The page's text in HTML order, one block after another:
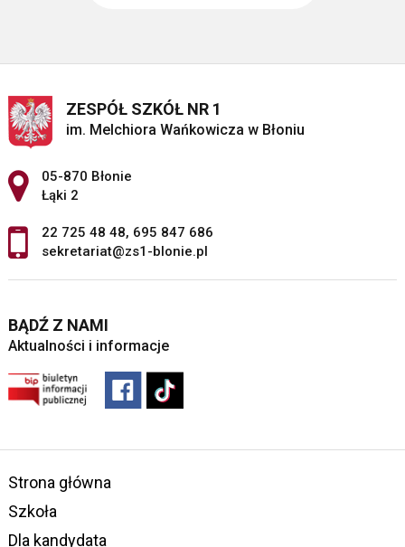
ZESPÓŁ SZKÓŁ NR 1
im. Melchiora Wańkowicza w Błoniu
Adres pocztowy:
05-870 Błonie
Łąki 2
22 725 48 48, 695 847 686
sekretariat@zs1-blonie.pl
BĄDŹ Z NAMI
Aktualności i informacje
Strona główna
Szkoła
Dla kandydata